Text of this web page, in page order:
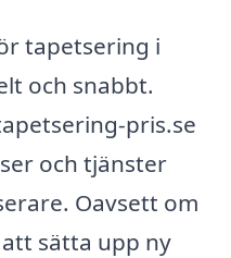
tapetsering i
och snabbt.
pris.se
och tjänster
Oavsett om
sätta upp ny